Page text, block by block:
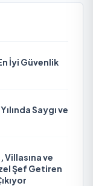
İyi Güvenlik
Saygı ve
Villasına ve
Şef Getiren